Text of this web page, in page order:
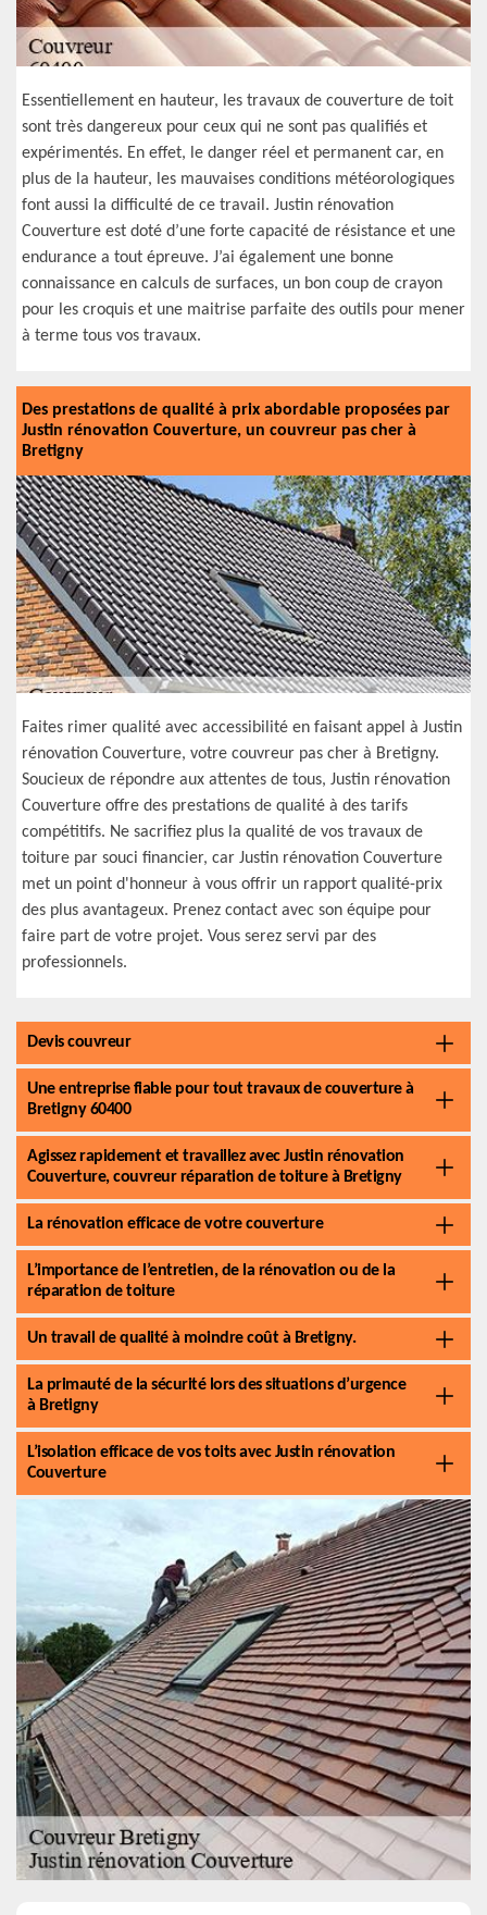
Essentiellement en hauteur, les travaux de couverture de toit
sont très dangereux pour ceux qui ne sont pas qualifiés et
expérimentés. En effet, le danger réel et permanent car, en
plus de la hauteur, les mauvaises conditions météorologiques
font aussi la difficulté de ce travail. Justin rénovation
Couverture est doté d’une forte capacité de résistance et une
endurance a tout épreuve. J’ai également une bonne
connaissance en calculs de surfaces, un bon coup de crayon
pour les croquis et une maitrise parfaite des outils pour mener
à terme tous vos travaux.
Des prestations de qualité à prix abordable proposées par
Justin rénovation Couverture, un couvreur pas cher à
Bretigny
Faites rimer qualité avec accessibilité en faisant appel à Justin
rénovation Couverture, votre couvreur pas cher à Bretigny.
Soucieux de répondre aux attentes de tous, Justin rénovation
Couverture offre des prestations de qualité à des tarifs
compétitifs. Ne sacrifiez plus la qualité de vos travaux de
toiture par souci financier, car Justin rénovation Couverture
met un point d'honneur à vous offrir un rapport qualité-prix
des plus avantageux. Prenez contact avec son équipe pour
faire part de votre projet. Vous serez servi par des
professionnels.
Devis couvreur
Une entreprise fiable pour tout travaux de couverture à
Bretigny 60400
Agissez rapidement et travaillez avec Justin rénovation
Couverture, couvreur réparation de toiture à Bretigny
La rénovation efficace de votre couverture
L’importance de l’entretien, de la rénovation ou de la
réparation de toiture
Un travail de qualité à moindre coût à Bretigny.
La primauté de la sécurité lors des situations d’urgence
à Bretigny
L’isolation efficace de vos toits avec Justin rénovation
Couverture